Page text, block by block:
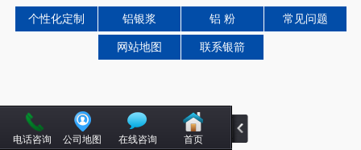
个性化定制 铝银浆 铝 粉 常见问题
网站地图 联系银箭
电话咨询 公司地图 在线咨询 首页